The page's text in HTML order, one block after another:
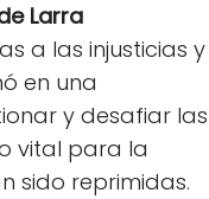
Larra
a las injusticias y
en una
y desafiar las
vital para la
sido reprimidas.